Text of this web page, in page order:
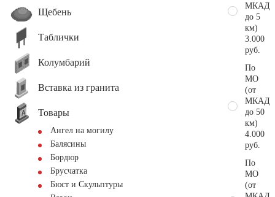
Щебень
Таблички
Колумбарий
Вставка из гранита
Товары
Ангел на могилу
Балясины
Бордюр
Брусчатка
Бюст и Скульптуры
МКАД
до 5
км)
3.000
руб.
По
МО
(от
МКАД
до 50
км)
4.000
руб.
По
МО
(от